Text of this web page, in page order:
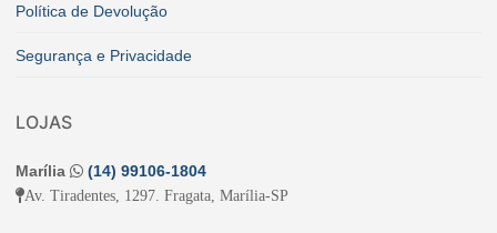
Política de Devolução
Segurança e Privacidade
LOJAS
Marília (14) 99106-1804
Av. Tiradentes, 1297. Fragata, Marília-SP